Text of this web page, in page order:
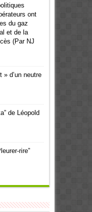
ont
du gaz
et de la
(Par NJ
» d’un neutre
de Léopold
rire”